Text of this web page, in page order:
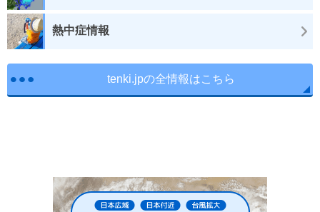
熱中症情報
tenki.jpの全情報はこちら